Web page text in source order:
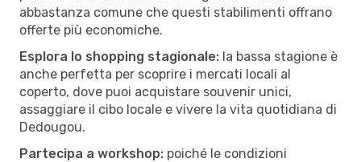
abbastanza comune che questi stabilimenti offrano
offerte più economiche.
Esplora lo shopping stagionale: la bassa stagione è
anche perfetta per scoprire i mercati locali al
coperto, dove puoi acquistare souvenir unici,
assaggiare il cibo locale e vivere la vita quotidiana di
Dedougou.
Partecipa a workshop: poiché le condizioni